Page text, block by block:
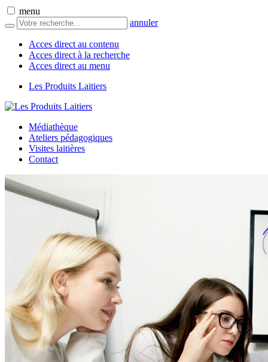
menu
annuler
Acces direct au contenu
Acces direct à la recherche
Acces direct au menu
Les Produits Laitiers
Médiathèque
Ateliers pédagogiques
Visites laitières
Contact